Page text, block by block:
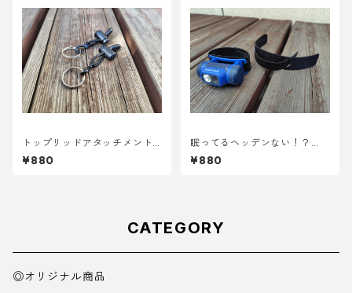
トップリッドアタッチメント
(ペア)
¥880
眠ってるヘッデンない！？
『ヘッデンマウント』
¥880
CATEGORY
◎オリジナル商品